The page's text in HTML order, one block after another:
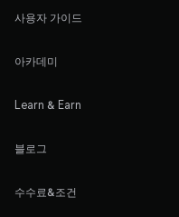
사용자 가이드
아카데미
Learn & Earn
블로그
수수료&조건